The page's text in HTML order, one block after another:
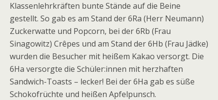
Klassenlehrkräften bunte Stände auf die Beine
gestellt. So gab es am Stand der 6Ra (Herr Neumann)
Zuckerwatte und Popcorn, bei der 6Rb (Frau
Sinagowitz) Crêpes und am Stand der 6Hb (Frau Jädke)
wurden die Besucher mit heißem Kakao versorgt. Die
6Ha versorgte die Schüler:innen mit herzhaften
Sandwich-Toasts – lecker! Bei der 6Ha gab es süße
Schokofrüchte und heißen Apfelpunsch.